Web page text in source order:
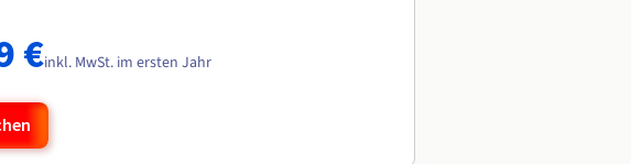
€inkl. MwSt. im ersten Jahr